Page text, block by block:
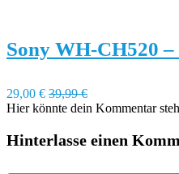
Sony WH-CH520
29,00 € 39,99 €
Hier könnte dein Kommentar
Hinterlasse einen